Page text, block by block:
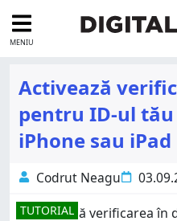
MENIU
Activează
pentru ID-ul tău
iPhone sau iPad
Codrut Neagu
TUTORIAL